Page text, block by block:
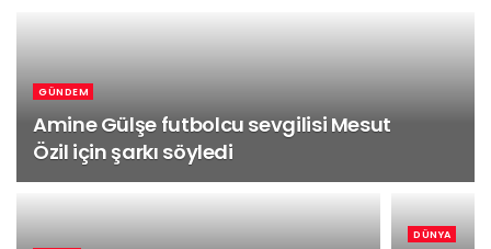
GÜNDEM
Amine Gülşe futbolcu sevgilisi Mesut
Özil için şarkı söyledi
DÜNYA